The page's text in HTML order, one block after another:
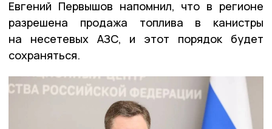
Евгений Первышов напомнил, что в регионе
разрешена продажа топлива в канистры
на несетевых АЗС, и этот порядок будет
сохраняться.